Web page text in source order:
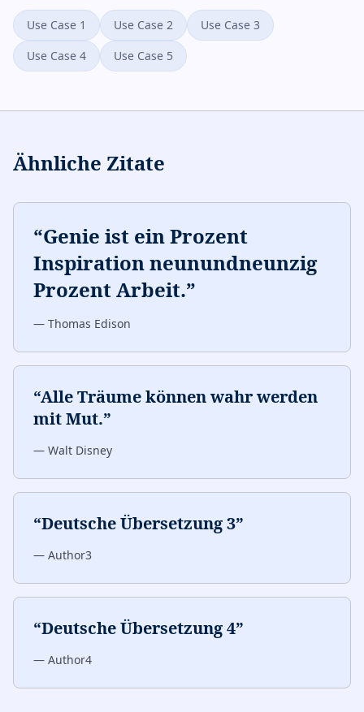
Use Case 1 Use Case 2
Use Case 3
Use Case 4
Use Case 5
Ähnliche Zitate
“Genie ist ein Prozent
Inspiration neunundneunzig
Prozent Arbeit.”
— Thomas Edison
“Alle Träume können wahr werden
mit Mut.”
— Walt Disney
“Deutsche Übersetzung 3”
— Author3
“Deutsche Übersetzung 4”
— Author4